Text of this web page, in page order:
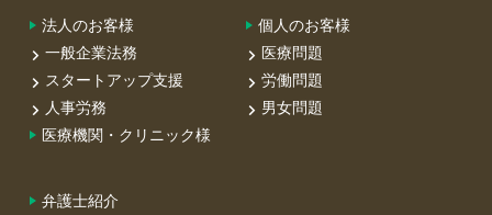
法人のお客様
一般企業法務
スタートアップ支援
人事労務
医療機関・クリニック様
個人のお客様
医療問題
労働問題
男女問題
弁護士紹介